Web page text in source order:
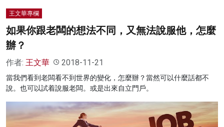
王文華專欄
如果你跟老闆的想法不同，又無法說服他，怎麼
辦？
作者: 王文華 2018-11-21
當我們看到老闆看不到世界的變化，怎麼辦？當然可以什麼話都不
說。也可以試着說服老闆。或是出來自立門戶。